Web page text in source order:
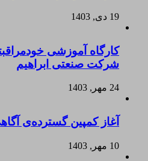
19 دی, 1403
کارگاه آموزشی
شرکت صنعتی ابراهیم
24 مهر, 1403
آغاز کمپین گسترده‌ی
10 مهر, 1403